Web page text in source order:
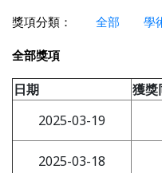
獎項分類： 全部 學
全部獎項
日期
獲獎
2025-03-19
2025-03-18